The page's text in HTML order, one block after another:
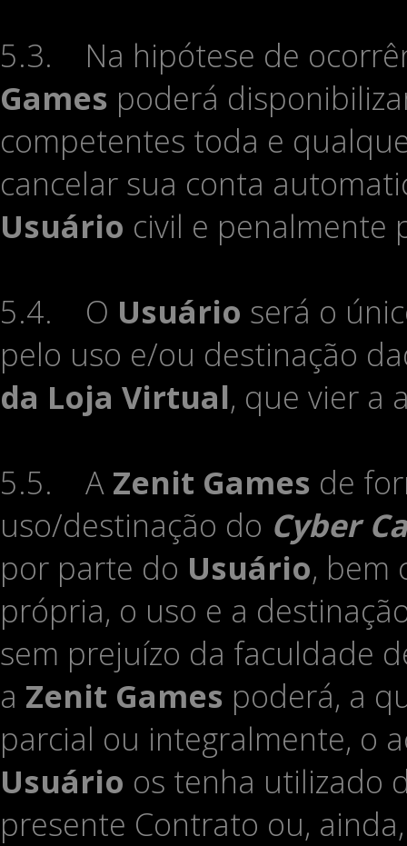
5.3. Na hipótese de
Games poderá
competentes toda e
cancelar sua conta
Usuário civil e penalmente
5.4. O Usuário será o
pelo uso e/ou destinação
da Loja Virtual, que vier a
5.5. A Zenit Games de
uso/destinação do Cyber
por parte do Usuário, bem
própria, o uso e a
sem prejuízo da faculdade
a Zenit Games poderá, a
parcial ou integralmente, o
Usuário os tenha utilizado
presente Contrato ou,